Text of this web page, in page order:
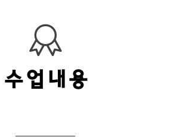
수업내용